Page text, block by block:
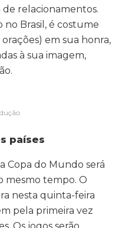
relacionamentos.
no Brasil, é costume
em sua honra,
à sua imagem,
países
Copa do Mundo será
mesmo tempo. O
nesta quinta-feira
pela primeira vez